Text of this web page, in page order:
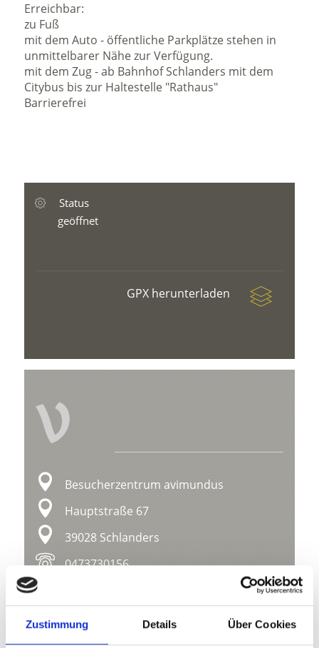
Zustimmung Details Über Cookies
Erreichbar:
zu Fuß
mit dem Auto - öffentliche Parkplätze stehen in
unmittelbarer Nähe zur Verfügung.
mit dem Zug - ab Bahnhof Schlanders mit dem
Citybus bis zur Haltestelle "Rathaus"
Barrierefrei
Status
geöffnet
GPX herunterladen
V
Besucherzentrum avimundus
Hauptstraße 67
39028 Schlanders
0473730156
www.nationalpark-stelvio.it